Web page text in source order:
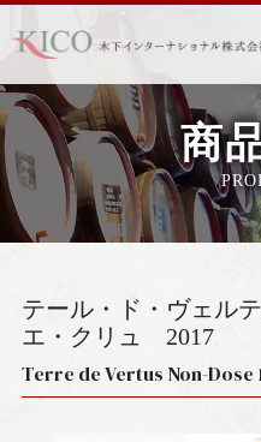
商
テール・ド・ヴェル
エ・クリュ
2017
Terre de Vertus Non-